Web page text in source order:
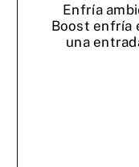
Enfría
Boost enfría
una